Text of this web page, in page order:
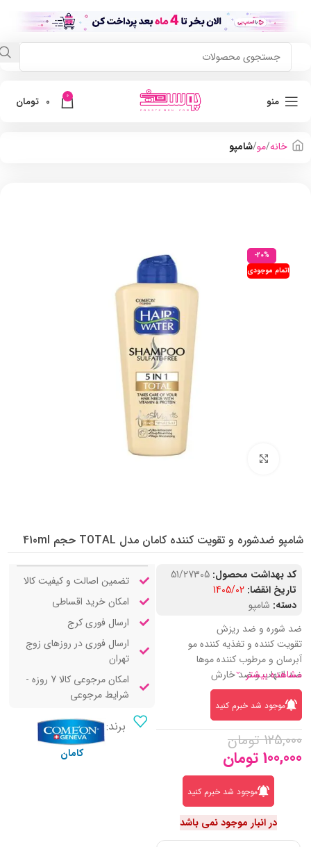
منو 0
0 تومان
خانه مو شامپو
-20%
اتمام موجودی
شامپو ضدشوره و تقویت کننده کامان مدل TOTAL حجم 410ml
کد بهداشت محصول: 51/27305
تاریخ انقضا: 1405/02
دسته: شامپو
ضد شوره و ضد ریزش
تقویت کننده و تغذیه کننده مو
آبرسان و مرطوب کننده موها
ضد التهاب و ضد خارش
مشاهده بیشتر
موجود شد خبرم کنید
125,000 تومان
100,000 تومان
موجود شد خبرم کنید
در انبار موجود نمی باشد
تضمین اصالت و کیفیت کالا
امکان خرید اقساطی
ارسال فوری کرج
ارسال فوری در روزهای زوج
تهران
امکان مرجوعی کالا 7 روزه -
شرایط مرجوعی
برند:
کامان